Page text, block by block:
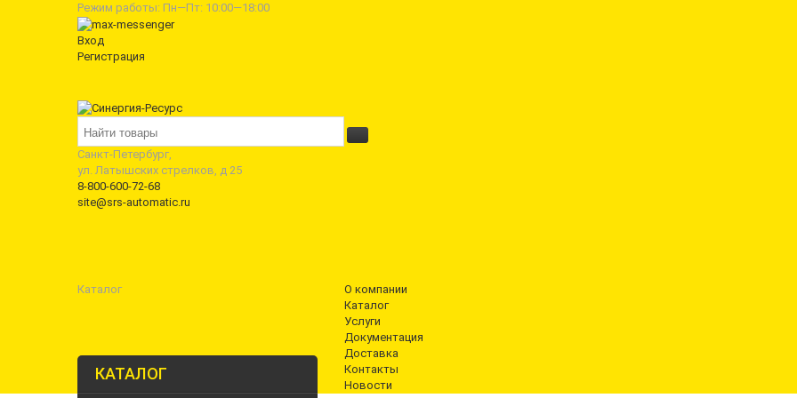
Режим работы: Пн—Пт: 10:00—18:00
Вход
Регистрация
Санкт-Петербург,
ул. Латышских стрелков, д 25
8-800-600-72-68
site@srs-automatic.ru
Каталог
О компании
Каталог
Услуги
Документация
Доставка
Контакты
Новости
КАТАЛОГ